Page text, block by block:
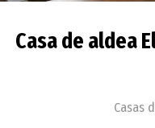
Casa de aldea
Casas